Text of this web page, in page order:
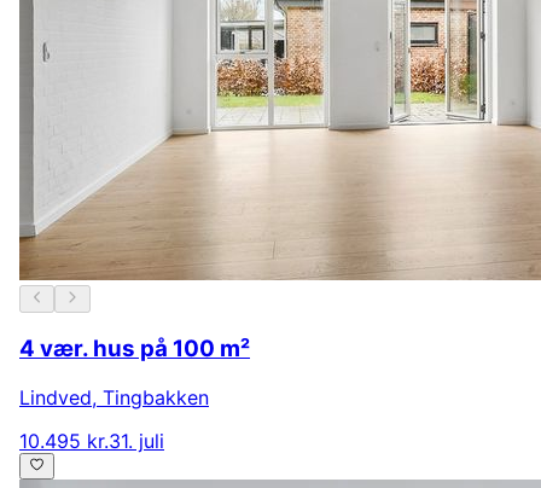
4 vær. hus på 100 m²
Lindved, Tingbakken
10.495 kr.31. juli